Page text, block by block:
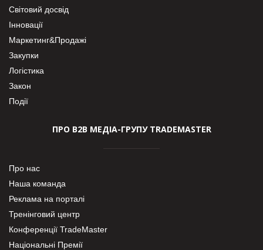
Світовий досвід
Інновації
Маркетинг&Продажі
Закупки
Логістика
Закон
Події
ПРО В2В МЕДІА-ГРУПУ TRADEMASTER
Про нас
Наша команда
Реклама на порталі
Тренінговий центр
Конференції TradeMaster
Національні Премії